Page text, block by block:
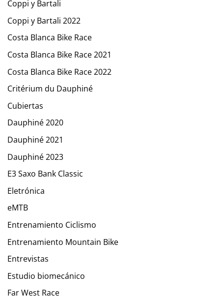
Coppi y Bartali
Coppi y Bartali 2022
Costa Blanca Bike Race
Costa Blanca Bike Race 2021
Costa Blanca Bike Race 2022
Critérium du Dauphiné
Cubiertas
Dauphiné 2020
Dauphiné 2021
Dauphiné 2023
E3 Saxo Bank Classic
Eletrónica
eMTB
Entrenamiento Ciclismo
Entrenamiento Mountain Bike
Entrevistas
Estudio biomecánico
Far West Race